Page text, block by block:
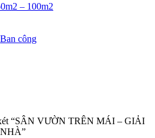
– 100m2
Ban công
“SÂN VƯỜN TRÊN MÁI – GIẢI